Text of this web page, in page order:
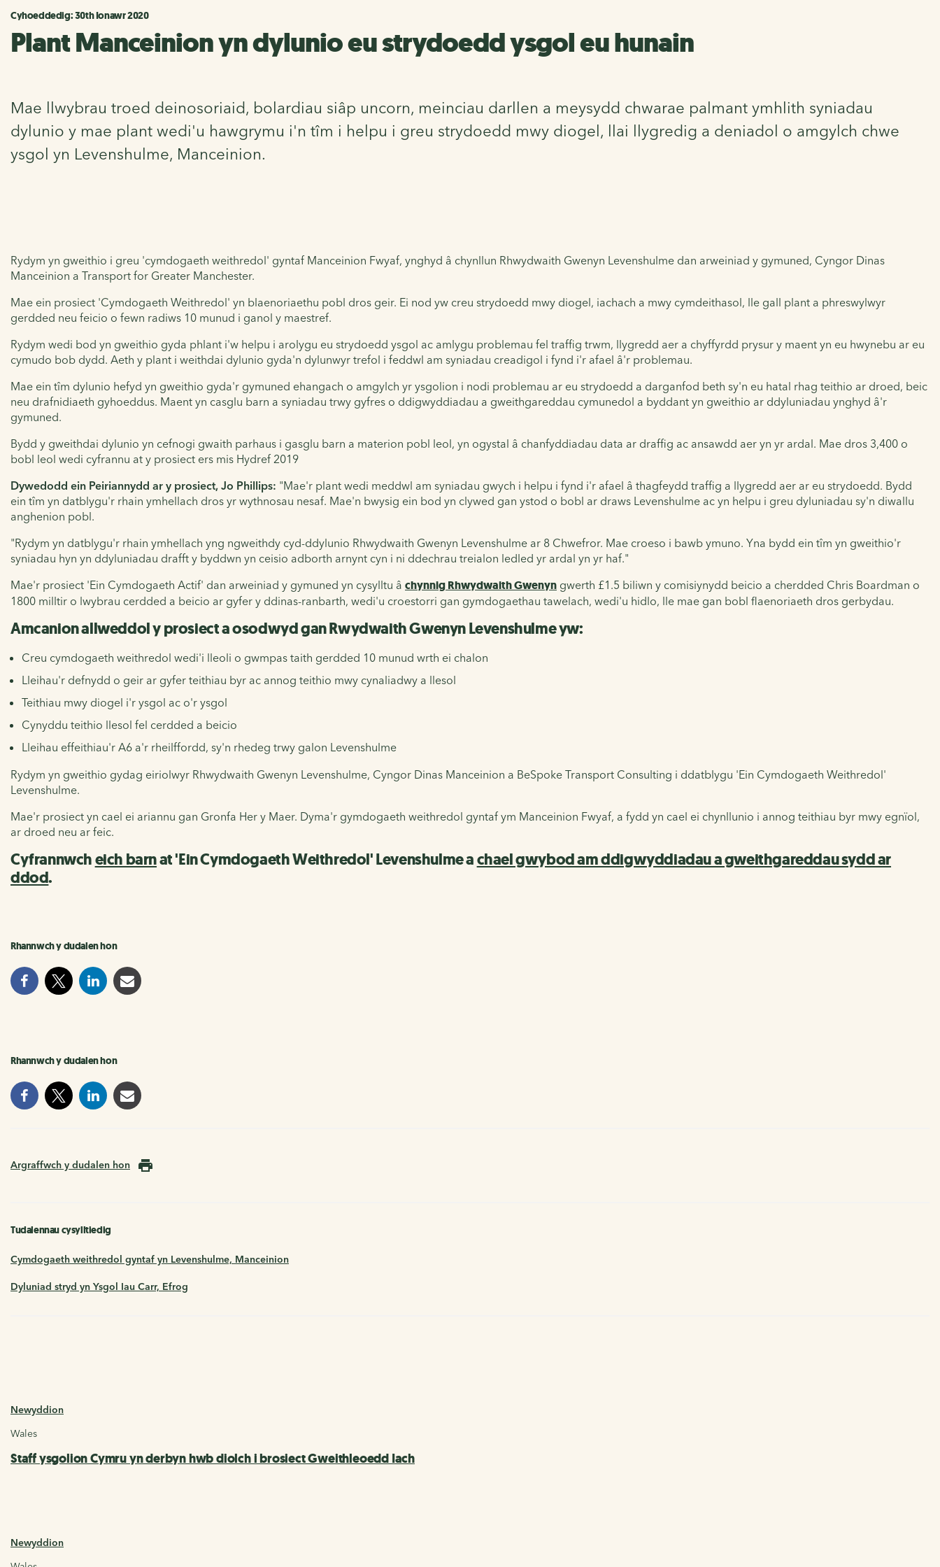
Cyhoeddedig: 30th Ionawr 2020
Plant Manceinion yn dylunio eu strydoedd ysgol eu hunain
Mae llwybrau troed deinosoriaid, bolardiau siâp uncorn, meinciau darllen a meysydd chwarae palmant ymhlith syniadau
dylunio y mae plant wedi'u hawgrymu i'n tîm i helpu i greu strydoedd mwy diogel, llai llygredig a deniadol o amgylch chwe
ysgol yn Levenshulme, Manceinion.
Rydym yn gweithio i greu 'cymdogaeth weithredol' gyntaf Manceinion Fwyaf, ynghyd â chynllun Rhwydwaith Gwenyn Levenshulme dan arweiniad y gymuned, Cyngor Dinas
Manceinion a Transport for Greater Manchester.
Mae ein prosiect 'Cymdogaeth Weithredol' yn blaenoriaethu pobl dros geir. Ei nod yw creu strydoedd mwy diogel, iachach a mwy cymdeithasol, lle gall plant a phreswylwyr
gerdded neu feicio o fewn radiws 10 munud i ganol y maestref.
Rydym wedi bod yn gweithio gyda phlant i'w helpu i arolygu eu strydoedd ysgol ac amlygu problemau fel traffig trwm, llygredd aer a chyffyrdd prysur y maent yn eu hwynebu ar eu
cymudo bob dydd. Aeth y plant i weithdai dylunio gyda'n dylunwyr trefol i feddwl am syniadau creadigol i fynd i'r afael â'r problemau.
Mae ein tîm dylunio hefyd yn gweithio gyda'r gymuned ehangach o amgylch yr ysgolion i nodi problemau ar eu strydoedd a darganfod beth sy'n eu hatal rhag teithio ar droed, beic
neu drafnidiaeth gyhoeddus. Maent yn casglu barn a syniadau trwy gyfres o ddigwyddiadau a gweithgareddau cymunedol a byddant yn gweithio ar ddyluniadau ynghyd â'r
gymuned.
Bydd y gweithdai dylunio yn cefnogi gwaith parhaus i gasglu barn a materion pobl leol, yn ogystal â chanfyddiadau data ar draffig ac ansawdd aer yn yr ardal. Mae dros 3,400 o
bobl leol wedi cyfrannu at y prosiect ers mis Hydref 2019
Dywedodd ein Peiriannydd ar y prosiect, Jo Phillips: "Mae'r plant wedi meddwl am syniadau gwych i helpu i fynd i'r afael â thagfeydd traffig a llygredd aer ar eu strydoedd. Bydd
ein tîm yn datblygu'r rhain ymhellach dros yr wythnosau nesaf. Mae'n bwysig ein bod yn clywed gan ystod o bobl ar draws Levenshulme ac yn helpu i greu dyluniadau sy'n diwallu
anghenion pobl.
"Rydym yn datblygu'r rhain ymhellach yng ngweithdy cyd-ddylunio Rhwydwaith Gwenyn Levenshulme ar 8 Chwefror. Mae croeso i bawb ymuno. Yna bydd ein tîm yn gweithio'r
syniadau hyn yn ddyluniadau drafft y byddwn yn ceisio adborth arnynt cyn i ni ddechrau treialon ledled yr ardal yn yr haf."
Mae'r prosiect 'Ein Cymdogaeth Actif' dan arweiniad y gymuned yn cysylltu â chynnig Rhwydwaith Gwenyn gwerth £1.5 biliwn y comisiynydd beicio a cherdded Chris Boardman o
1800 milltir o lwybrau cerdded a beicio ar gyfer y ddinas-ranbarth, wedi'u croestorri gan gymdogaethau tawelach, wedi'u hidlo, lle mae gan bobl flaenoriaeth dros gerbydau.
Amcanion allweddol y prosiect a osodwyd gan Rwydwaith Gwenyn Levenshulme yw:
Creu cymdogaeth weithredol wedi'i lleoli o gwmpas taith gerdded 10 munud wrth ei chalon
Lleihau'r defnydd o geir ar gyfer teithiau byr ac annog teithio mwy cynaliadwy a llesol
Teithiau mwy diogel i'r ysgol ac o'r ysgol
Cynyddu teithio llesol fel cerdded a beicio
Lleihau effeithiau'r A6 a'r rheilffordd, sy'n rhedeg trwy galon Levenshulme
Rydym yn gweithio gydag eiriolwyr Rhwydwaith Gwenyn Levenshulme, Cyngor Dinas Manceinion a BeSpoke Transport Consulting i ddatblygu 'Ein Cymdogaeth Weithredol'
Levenshulme.
Mae'r prosiect yn cael ei ariannu gan Gronfa Her y Maer. Dyma'r gymdogaeth weithredol gyntaf ym Manceinion Fwyaf, a fydd yn cael ei chynllunio i annog teithiau byr mwy egnïol,
ar droed neu ar feic.
Cyfrannwcheich barnat 'Ein Cymdogaeth Weithredol' Levenshulme achael gwybod am ddigwyddiadau a gweithgareddau sydd ar
ddod.
Rhannwch y dudalen hon
Rhannwch y dudalen hon
Argraffwch y dudalen hon
Tudalennau cysylltiedig
Cymdogaeth weithredol gyntaf yn Levenshulme, Manceinion
Dyluniad stryd yn Ysgol Iau Carr, Efrog
Newyddion
Wales
Staff ysgolion Cymru yn derbyn hwb diolch i brosiect Gweithleoedd Iach
Newyddion